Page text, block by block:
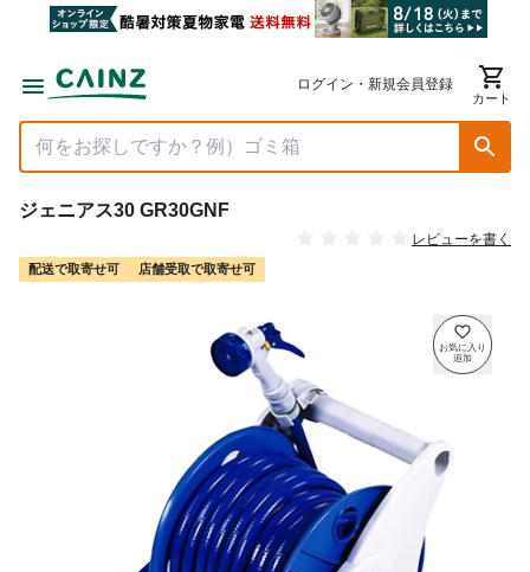
ログイン・新規会員登録
カート
ジェニアス30 GR30GNF
レビューを書く
配送で取寄せ可 店舗受取で取寄せ可